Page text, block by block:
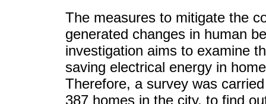
The measures to mitigate the
generated changes in human
investigation aims to examine
saving electrical energy in
Therefore, a survey was
387 homes in the city, to find